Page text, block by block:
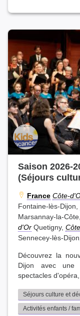
Saison 2026-
(Séjours
France Côte-
Fontaine-lès-Dijon,
Marsannay-la-Côte,
d'Or Quetigny,
Sennecey-lès-
Découvrez la
Dijon avec une
spectacles
Séjours culture et
Activités enfants /